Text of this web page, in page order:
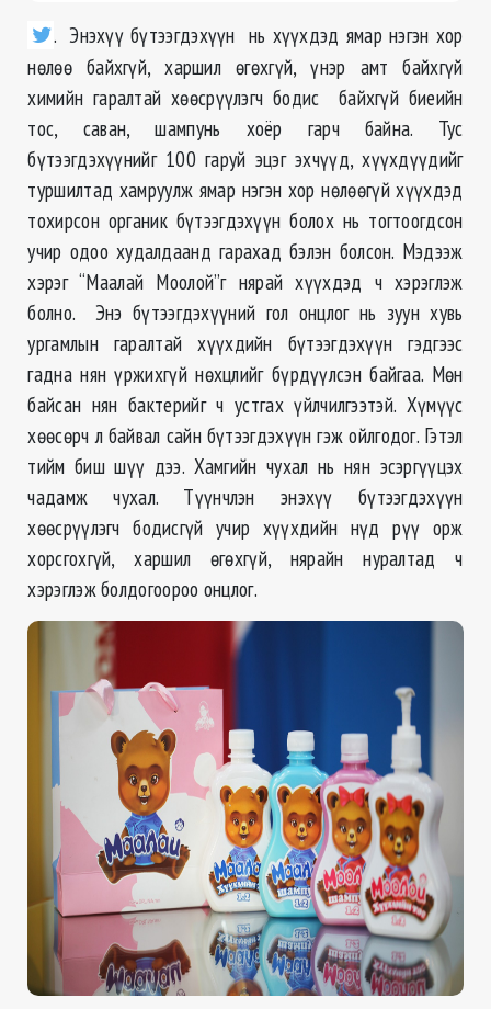
. Энэхүү бүтээгдэхүүн нь хүүхдэд ямар нэгэн хор
нөлөө байхгүй, харшил өгөхгүй, үнэр амт байхгүй
химийн гаралтай хөөсрүүлэгч бодис байхгүй биеийн
тос, саван, шампунь хоёр гарч байна. Тус
бүтээгдэхүүнийг 100 гаруй эцэг эхчүүд, хүүхдүүдийг
туршилтад хамруулж ямар нэгэн хор нөлөөгүй хүүхдэд
тохирсон органик бүтээгдэхүүн болох нь тогтоогдсон
учир одоо худалдаанд гарахад бэлэн болсон. Мэдээж
хэрэг “Маалай Моолой”г нярай хүүхдэд ч хэрэглэж
болно. Энэ бүтээгдэхүүний гол онцлог нь зуун хувь
ургамлын гаралтай хүүхдийн бүтээгдэхүүн гэдгээс
гадна нян үржихгүй нөхцлийг бүрдүүлсэн байгаа. Мөн
байсан нян бактерийг ч устгах үйлчилгээтэй. Хүмүүс
хөөсөрч л байвал сайн бүтээгдэхүүн гэж ойлгодог. Гэтэл
тийм биш шүү дээ. Хамгийн чухал нь нян эсэргүүцэх
чадамж чухал. Түүнчлэн энэхүү бүтээгдэхүүн
хөөсрүүлэгч бодисгүй учир хүүхдийн нүд рүү орж
хорсгохгүй, харшил өгөхгүй, нярайн нуралтад ч
хэрэглэж болдогоороо онцлог.